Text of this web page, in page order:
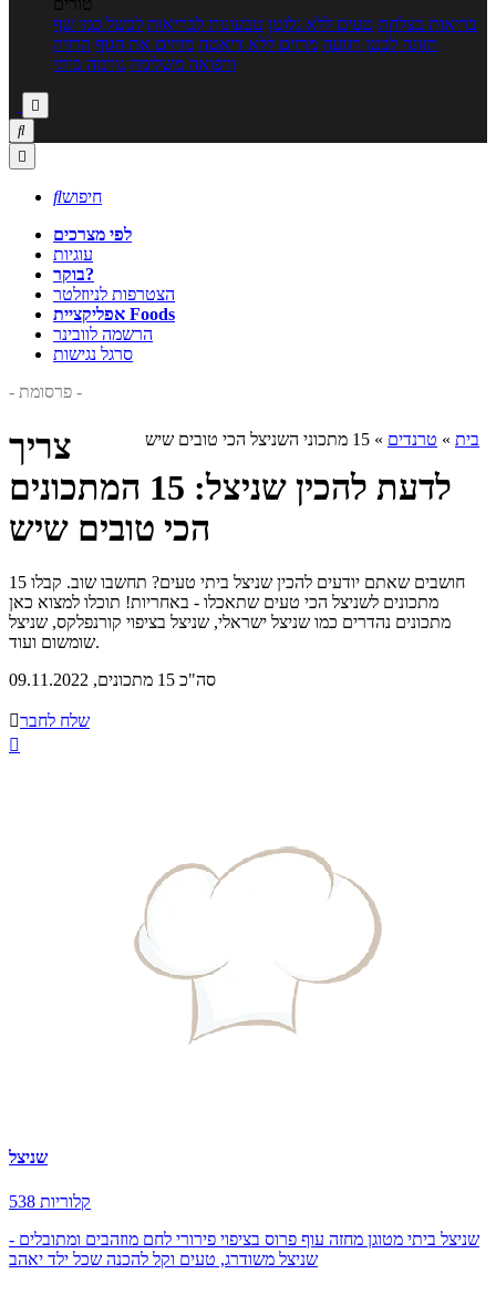
טורים
בריאות בצלחת טעים ללא גלוטן טבעונות לבריאות לבשל כמו שף
תזונה לבטן רגועה מרזים ללא דיאטה מזיזים את הגוף הרזיה
ורפואה משלימה גורמה ביתי



חיפוש
לפי מצרכים
עוגיות
בוקר?
הצטרפות לניוזלטר
אפליקציית Foods
הרשמה לוובינר
סרגל נגישות
- פרסומת -
בית » טרנדים » 15 מתכוני השניצל הכי טובים שיש
צריך
לדעת להכין שניצל: 15 המתכונים
הכי טובים שיש
חושבים שאתם יודעים להכין שניצל ביתי טעים? תחשבו שוב. קבלו 15
מתכונים לשניצל הכי טעים שתאכלו - באחריות! תוכלו למצוא כאן
מתכונים נהדרים כמו שניצל ישראלי, שניצל בציפוי קורנפלקס, שניצל
שומשום ועוד.
סה"כ 15 מתכונים, 09.11.2022
שלח לחבר

שניצל
538 קלוריות
שניצל ביתי מטוגן מחזה עוף פרוס בציפוי פירורי לחם מוזהבים ומתובלים -
שניצל משודרג, טעים וקל להכנה שכל ילד יאהב